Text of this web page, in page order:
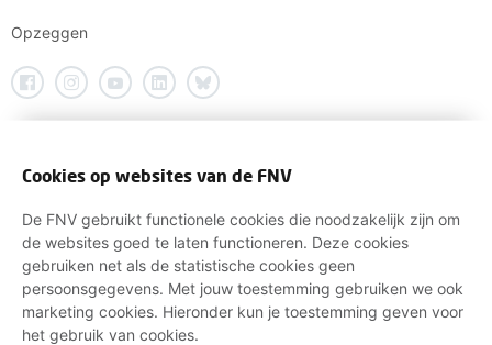
Opzeggen
Cookies op websites van de FNV
De FNV gebruikt functionele cookies die noodzakelijk zijn om
de websites goed te laten functioneren. Deze cookies
gebruiken net als de statistische cookies geen
persoonsgegevens. Met jouw toestemming gebruiken we ook
marketing cookies. Hieronder kun je toestemming geven voor
het gebruik van cookies.